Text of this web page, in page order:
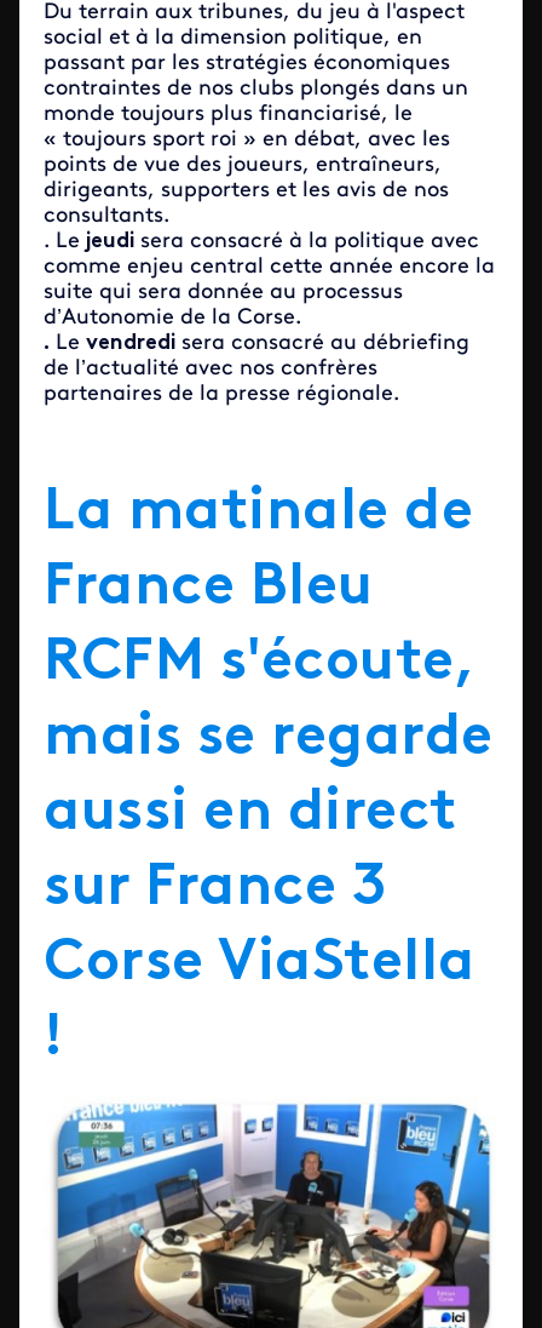
Du terrain aux tribunes, du jeu à l'aspect
social et à la dimension politique, en
passant par les stratégies économiques
contraintes de nos clubs plongés dans un
monde toujours plus financiarisé, le
« toujours sport roi » en débat, avec les
points de vue des joueurs, entraîneurs,
dirigeants, supporters et les avis de nos
consultants.
. Le jeudi sera consacré à la politique avec
comme enjeu central cette année encore la
suite qui sera donnée au processus
d’Autonomie de la Corse.
. Le vendredi sera consacré au débriefing
de l’actualité avec nos confrères
partenaires de la presse régionale.
La matinale de
France Bleu
RCFM s'écoute,
mais se regarde
aussi en direct
sur France 3
Corse ViaStella
!